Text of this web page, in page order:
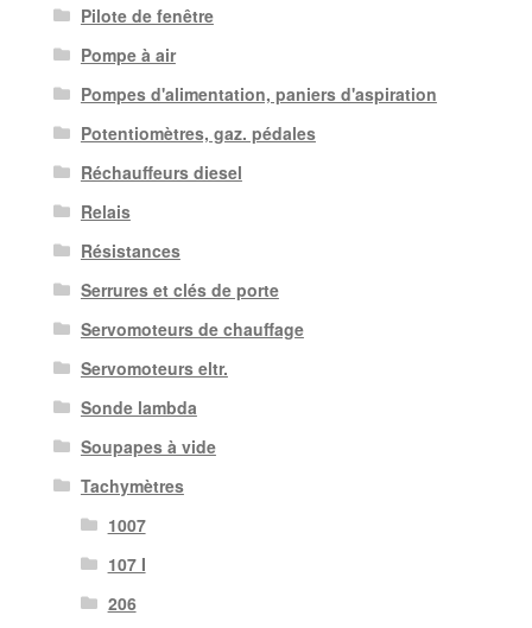
Pilote de fenêtre
Pompe à air
Pompes d'alimentation, paniers d'aspiration
Potentiomètres, gaz. pédales
Réchauffeurs diesel
Relais
Résistances
Serrures et clés de porte
Servomoteurs de chauffage
Servomoteurs eltr.
Sonde lambda
Soupapes à vide
Tachymètres
1007
107 I
206